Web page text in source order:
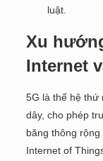
luật.
Xu
Internet
5G là thế hệ thứ
dây, cho phép
băng thông
Internet of